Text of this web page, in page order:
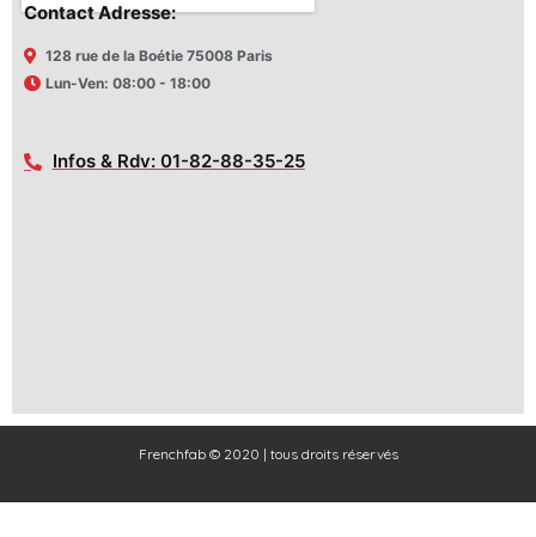
Contact Adresse:
128 rue de la Boétie 75008 Paris
Lun-Ven: 08:00 - 18:00
Infos & Rdv: 01-82-88-35-25
Frenchfab © 2020 | tous droits réservés